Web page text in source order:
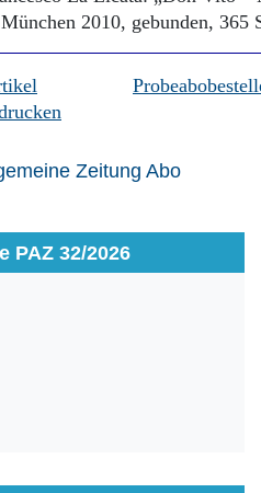
2010, gebunden, 365
PAZ 32/2026